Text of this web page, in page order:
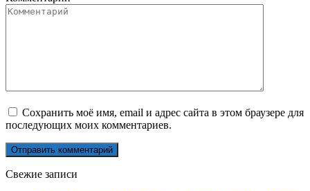
Сохранить моё имя, email и адрес сайта в этом браузере для
последующих моих комментариев.
Свежие записи